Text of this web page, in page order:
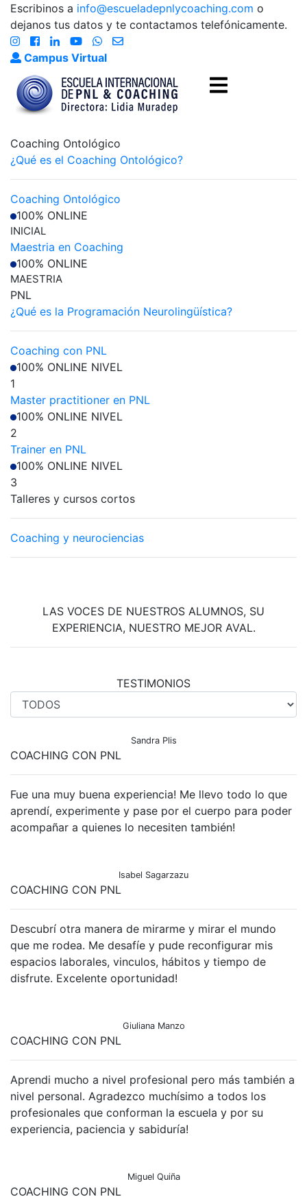
Escribinos a info@escueladepnlycoaching.com o
dejanos tus datos y te contactamos telefónicamente.
Campus Virtual
Coaching Ontológico
¿Qué es el Coaching Ontológico?
Coaching Ontológico
100% ONLINE
INICIAL
Maestria en Coaching
100% ONLINE
MAESTRIA
PNL
¿Qué es la Programación Neurolingüística?
Coaching con PNL
100% ONLINE NIVEL
1
Master practitioner en PNL
100% ONLINE NIVEL
2
Trainer en PNL
100% ONLINE NIVEL
3
Talleres y cursos cortos
Coaching y neurociencias
LAS VOCES DE NUESTROS ALUMNOS, SU
EXPERIENCIA, NUESTRO MEJOR AVAL.
TESTIMONIOS
Sandra Plis
COACHING CON PNL
Fue una muy buena experiencia! Me llevo todo lo que
aprendí, experimente y pase por el cuerpo para poder
acompañar a quienes lo necesiten también!
Isabel Sagarzazu
COACHING CON PNL
Descubrí otra manera de mirarme y mirar el mundo
que me rodea. Me desafíe y pude reconfigurar mis
espacios laborales, vinculos, hábitos y tiempo de
disfrute. Excelente oportunidad!
Giuliana Manzo
COACHING CON PNL
Aprendi mucho a nivel profesional pero más también a
nivel personal. Agradezco muchísimo a todos los
profesionales que conforman la escuela y por su
experiencia, paciencia y sabiduría!
Miguel Quiña
COACHING CON PNL